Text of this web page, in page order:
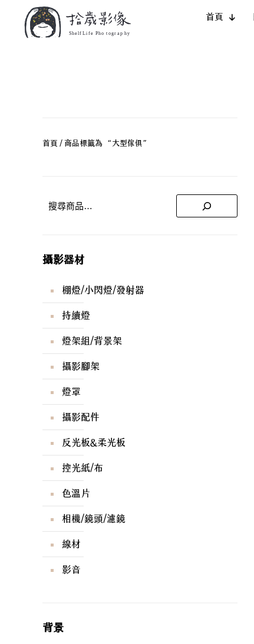
首頁
首頁 / 商品標籤為 “大型傢俱”
攝影器材
棚燈/小閃燈/發射器
持續燈
燈架組/背景架
攝影腳架
燈罩
攝影配件
反光板&柔光板
控光紙/布
色溫片
相機/鏡頭/濾鏡
線材
影音
背景